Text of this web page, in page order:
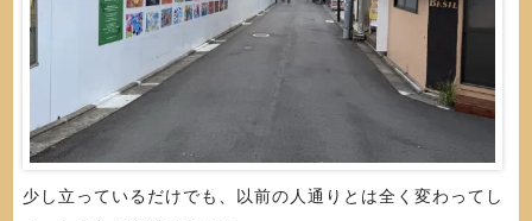
少し立っているだけでも、以前の人通りとは全く変わってし